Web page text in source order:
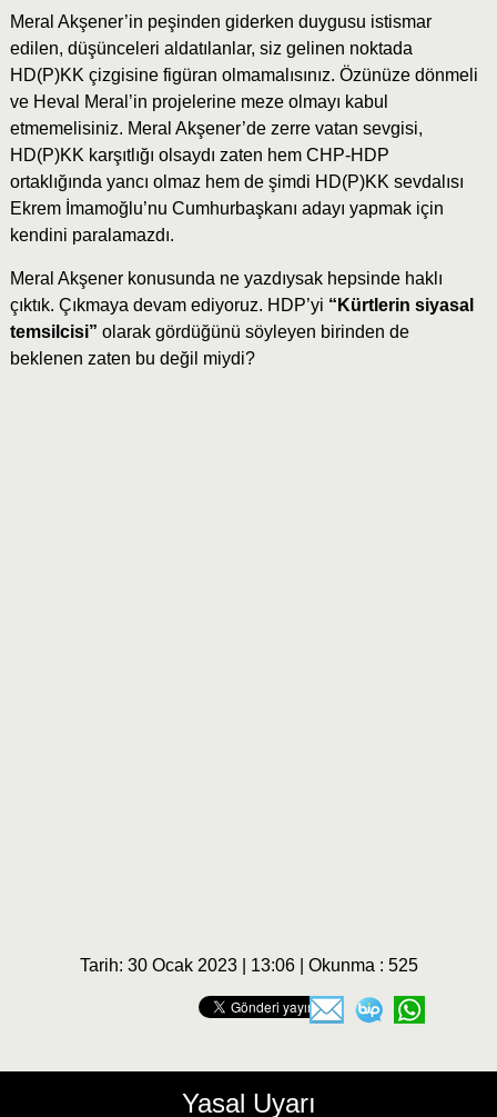
Meral Akşener’in peşinden giderken duygusu istismar
edilen, düşünceleri aldatılanlar, siz gelinen noktada
HD(P)KK çizgisine figüran olmamalısınız. Özünüze dönmeli
ve Heval Meral’in projelerine meze olmayı kabul
etmemelisiniz. Meral Akşener’de zerre vatan sevgisi,
HD(P)KK karşıtlığı olsaydı zaten hem CHP-HDP
ortaklığında yancı olmaz hem de şimdi HD(P)KK sevdalısı
Ekrem İmamoğlu’nu Cumhurbaşkanı adayı yapmak için
kendini paralamazdı.
Meral Akşener konusunda ne yazdıysak hepsinde haklı
çıktık. Çıkmaya devam ediyoruz. HDP’yi “Kürtlerin siyasal
temsilcisi” olarak gördüğünü söyleyen birinden de
beklenen zaten bu değil miydi?
Tarih: 30 Ocak 2023 | 13:06 | Okunma : 525
Yasal Uyarı